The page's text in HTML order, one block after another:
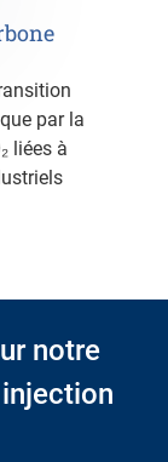
par la
liées à
notre